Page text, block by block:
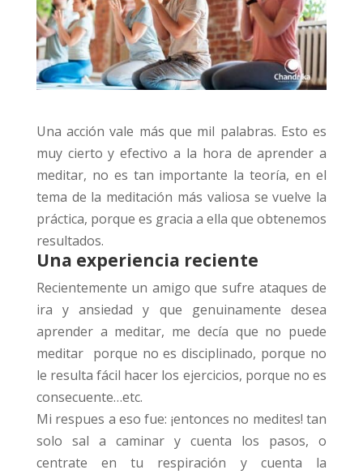
Una acción vale más que mil palabras. Esto es
muy cierto y efectivo a la hora de aprender a
meditar, no es tan importante la teoría, en el
tema de la meditación más valiosa se vuelve la
práctica, porque es gracia a ella que obtenemos
resultados.
Una experiencia reciente
Recientemente un amigo que sufre ataques de
ira y ansiedad y que genuinamente desea
aprender a meditar, me decía que no puede
meditar porque no es disciplinado, porque no
le resulta fácil hacer los ejercicios, porque no es
consecuente…etc.
Mi respues a eso fue: ¡entonces no medites! tan
solo sal a caminar y cuenta los pasos, o
centrate en tu respiración y cuenta la